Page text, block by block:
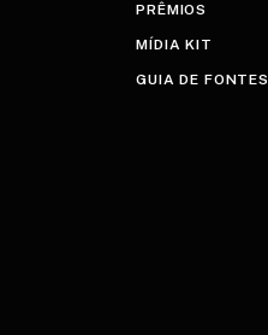
PRÊMIOS
MÍDIA KIT
GUIA DE FONTES